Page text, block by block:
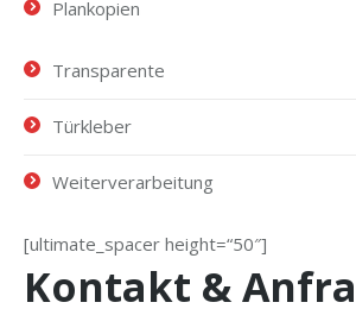
Plankopien
Transparente
Türkleber
Weiterverarbeitung
[ultimate_spacer height=“50″]
Kontakt &